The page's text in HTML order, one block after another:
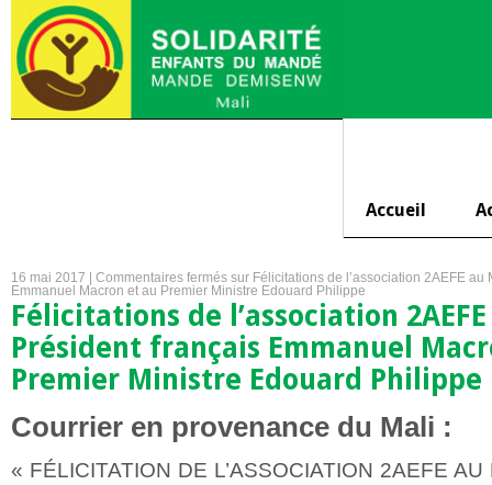
Accueil
16 mai 2017 | Commentaires fermés sur Félicitations de l’association 2AEFE au
Emmanuel Macron et au Premier Ministre Edouard Philippe
Félicitations de l’association
Président français Emmanuel
Premier Ministre Edouard Philippe
Courrier en provenance du Mali :
« FÉLICITATION DE L’ASSOCIATION 2AEFE